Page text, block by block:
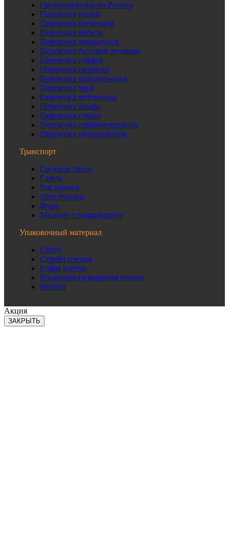
Грузоперевозки по России
Перевозка вещей
Перевозка банкомата
Перевозка мебели
Перевозка аквариумов
Перевозка бытовой техники
Перевозка сейфов
Перевозка пианино
Перевозка холодильника
Перевозка труб
Перевозка телевизора
Перевозка шкафа
Перевозка стекол
Перевозка стройматериалов
Перевозка оборудования
Транспорт
Грузовое такси
Газель
5ти тонник
10ти тонник
Фура
Машина с гидробортом
Упаковочный материал
Скотч
Стрейч пленка
Гофра картон
Воздушно-пузырчатая пленка
Мешки
Акция
ЗАКРЫТЬ